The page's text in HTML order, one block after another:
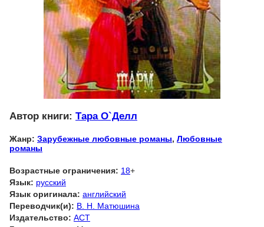
Автор книги: Тара О`Делл
Жанр: Зарубежные любовные романы, Любовные
романы
Возрастные ограничения: 18+
Язык: русский
Язык оригинала: английский
Переводчик(и): В. Н. Матюшина
Издательство: АСТ